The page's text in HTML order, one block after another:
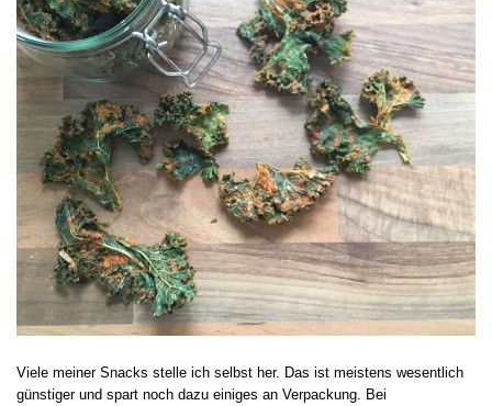
Viele meiner Snacks stelle ich selbst her. Das ist meistens wesentlich
günstiger und spart noch dazu einiges an Verpackung. Bei